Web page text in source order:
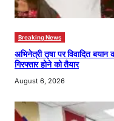
Breaking News
अभिनेत्री तृषा पर विवादित
गिरफ्तार होने को तैयार
August 6, 2026